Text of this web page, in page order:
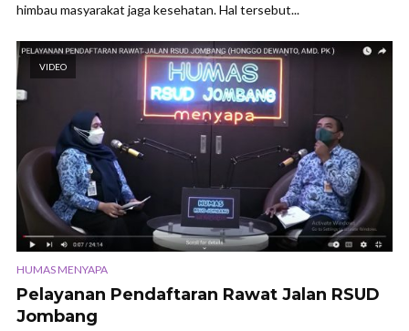
himbau masyarakat jaga kesehatan. Hal tersebut...
VIDEO
HUMAS MENYAPA
Pelayanan Pendaftaran Rawat Jalan RSUD
Jombang